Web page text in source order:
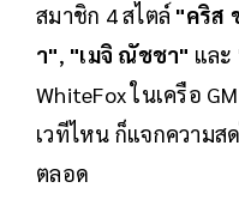
สมาชิก 4 สไตล์ "คริส
า", "เมจิ ณัชชา" และ
WhiteFox ในเครือ
เวทีไหน ก็แจกความส
ตลอด